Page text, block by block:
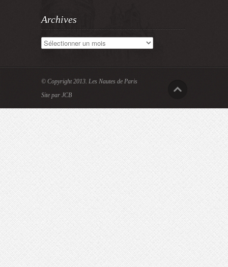
Archives
Archives
© Copyright 2013. Les Nautes de Paris
Site par JCB